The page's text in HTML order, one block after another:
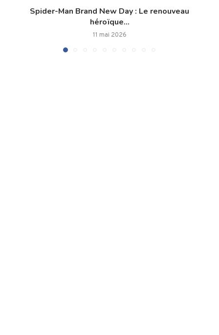
Spider-Man Brand New Day : Le renouveau
héroïque...
11 mai 2026